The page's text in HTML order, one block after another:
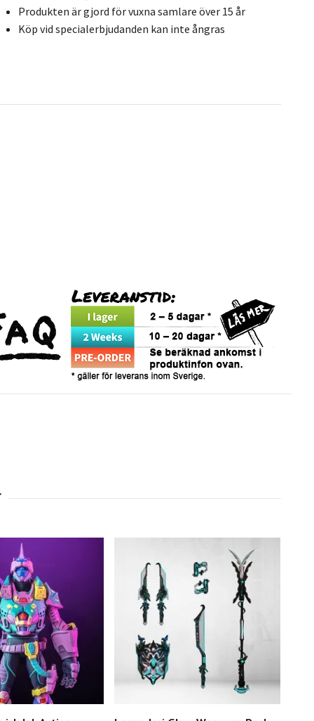
Produkten är gjord för vuxna samlare över 15 år
Köp vid specialerbjudanden kan inte ångras